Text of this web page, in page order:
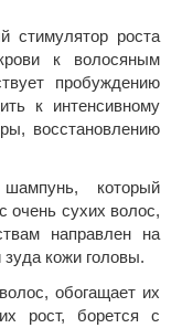
стимулятор роста
к волосяным
пробуждению
к интенсивному
восстановлению
который
очень сухих волос,
направлен на
кожи головы.
обогащает их
рост, борется с